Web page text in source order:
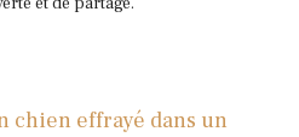
chien effrayé dans un